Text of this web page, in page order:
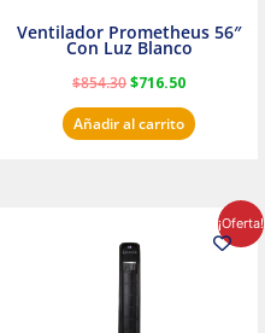
Ventilador Prometheus 56″
Con Luz Blanco
$854.30$716.50
Añadir al carrito
¡Oferta!
original
era:
precio
actual